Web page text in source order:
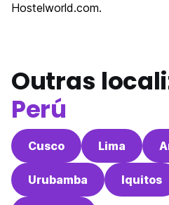
Hostelworld.com.
Outras
Perú
Cusco Lima
Urubamba Iquitos